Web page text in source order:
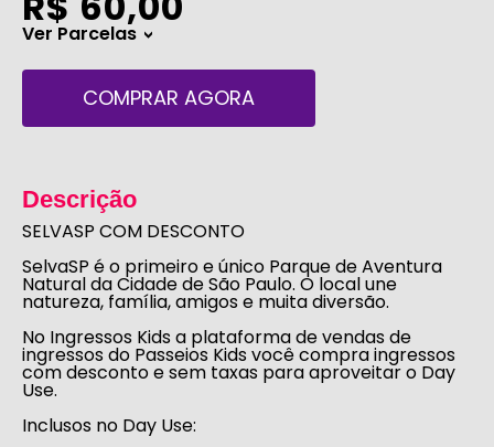
Ver Parcelas>
COMPRAR AGORA
Descrição
SELVASP COM DESCONTO
SelvaSP é o primeiro e único Parque de Aventura
Natural da Cidade de São Paulo. O local une
natureza, família, amigos e muita diversão.
No Ingressos Kidsa plataforma de vendas de
ingressos do Passeios Kidsvocê compra ingressos
com desconto e sem taxas para aproveitar o Day
Use.
Inclusos no Day Use: